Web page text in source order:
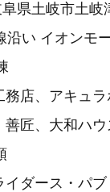
県土岐市土岐
い イオンモ
店、アキュラ
匠、大和ハウ
ダース・パブ